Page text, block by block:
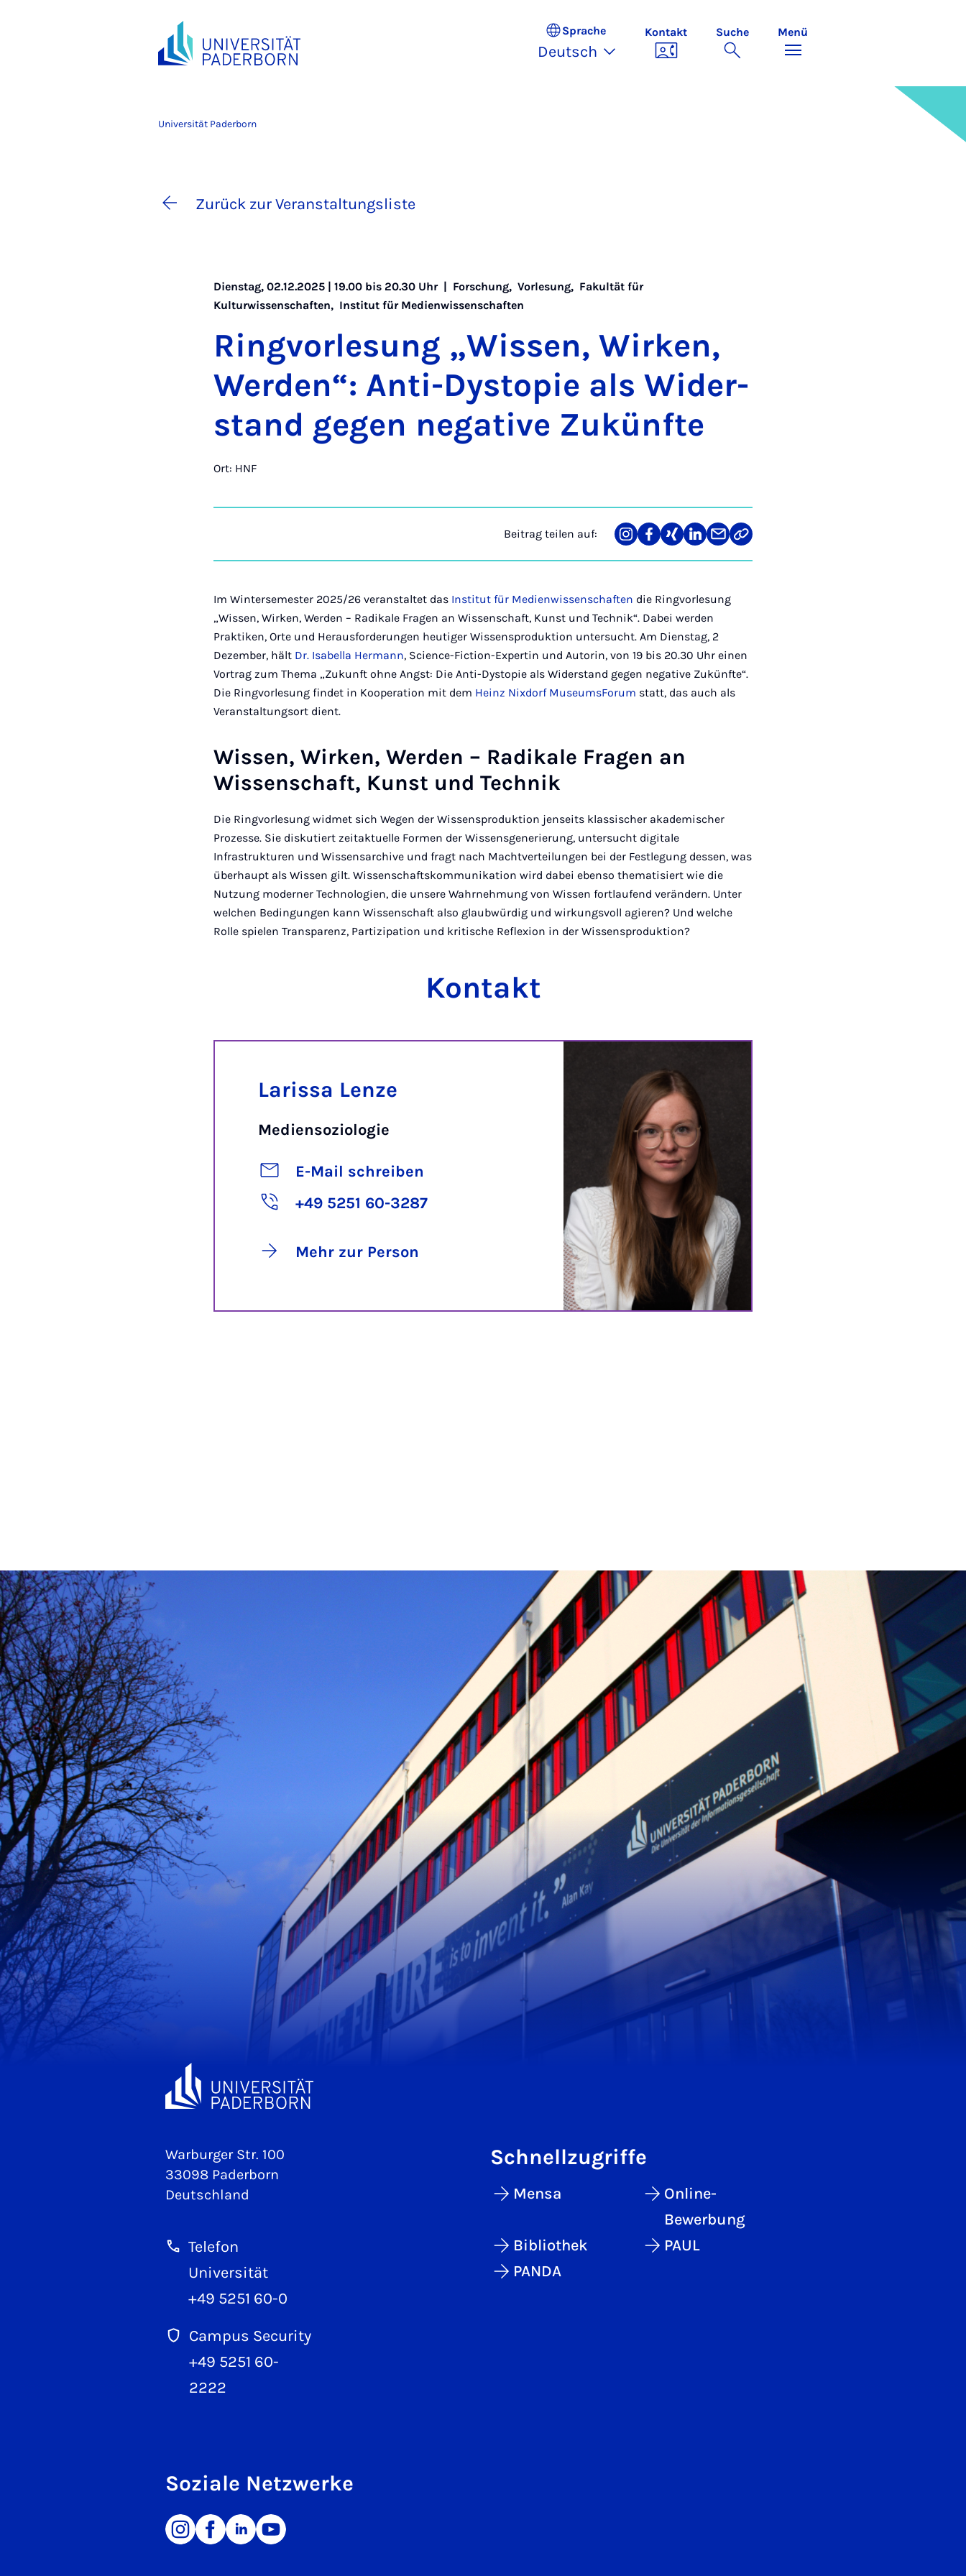
Sprache
Deutsch
Kontakt Suche Menü
Universität Paderborn
Zurück zur Veranstaltungsliste
Dienstag, 02.12.2025 | 19.00 bis 20.30 Uhr | Forschung,Vorlesung, Fakultät für
Kulturwissenschaften, Institut für Medienwissenschaften
Ring­vor­le­sung „Wis­sen, Wir­ken,
Wer­den“: An­ti-Dys­to­pie als Wi­der­
stand ge­gen ne­ga­ti­ve Zu­künf­te
Ort: HNF
Beitrag teilen auf:
Teilen
auf
Teilen
auf
Teilen
auf
Teilen
auf
Teilen
über
Mail
Link
kopieren
Im Wintersemester 2025/26 veranstaltet das Institut für Medienwissenschaften die Ringvorlesung
„Wissen, Wirken, Werden – Radikale Fragen an Wissenschaft, Kunst und Technik“. Dabei werden
Praktiken, Orte und Herausforderungen heutiger Wissensproduktion untersucht. Am Dienstag, 2
Dezember, hält Dr. Isabella Hermann, Science-Fiction-Expertin und Autorin, von 19 bis 20.30 Uhr einen
Vortrag zum Thema „Zukunft ohne Angst: Die Anti-Dystopie als Widerstand gegen negative Zukünfte“.
Die Ringvorlesung findet in Kooperation mit dem Heinz Nixdorf MuseumsForum statt, das auch als
Veranstaltungsort dient.
Wissen, Wirken, Werden – Radikale Fragen an
Wissenschaft, Kunst und Technik
Die Ringvorlesung widmet sich Wegen der Wissensproduktion jenseits klassischer akademischer
Prozesse. Sie diskutiert zeitaktuelle Formen der Wissensgenerierung, untersucht digitale
Infrastrukturen und Wissensarchive und fragt nach Machtverteilungen bei der Festlegung dessen, was
überhaupt als Wissen gilt. Wissenschaftskommunikation wird dabei ebenso thematisiert wie die
Nutzung moderner Technologien, die unsere Wahrnehmung von Wissen fortlaufend verändern. Unter
welchen Bedingungen kann Wissenschaft also glaubwürdig und wirkungsvoll agieren? Und welche
Rolle spielen Transparenz, Partizipation und kritische Reflexion in der Wissensproduktion?
Kontakt
Larissa Lenze
Mediensoziologie
E-Mail schreiben
+49 5251 60-3287
Mehr zur Person
Warburger Str. 100
33098 Paderborn
Deutschland
Telefon
Universität
+49 5251 60-0
Campus Security
+49 5251 60-
2222
Schnellzugriffe
Mensa
Online-
Bewerbung
Bibliothek
PAUL
PANDA
Soziale Netzwerke